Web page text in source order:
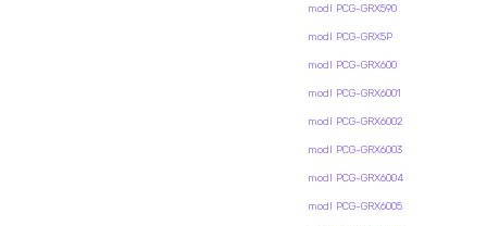
modl PCG-GRX590
modl PCG-GRX5P
modl PCG-GRX600
modl PCG-GRX6001
modl PCG-GRX6002
modl PCG-GRX6003
modl PCG-GRX6004
modl PCG-GRX6005